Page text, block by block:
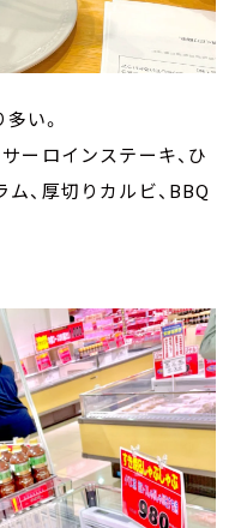
い。
ーロインステーキ、ひ
、厚切りカルビ、BBQ